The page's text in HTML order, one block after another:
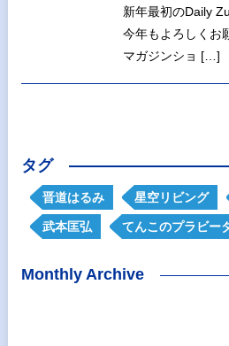
新年最初のDaily
今年もよろしく
マガジンショ […]
タグ
晋道はるみ 星空リビング
武本匡弘 てんこのプラビー
Monthly Archive